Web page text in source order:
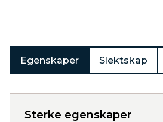
Egenskaper Slektskap
Sterke egenskaper